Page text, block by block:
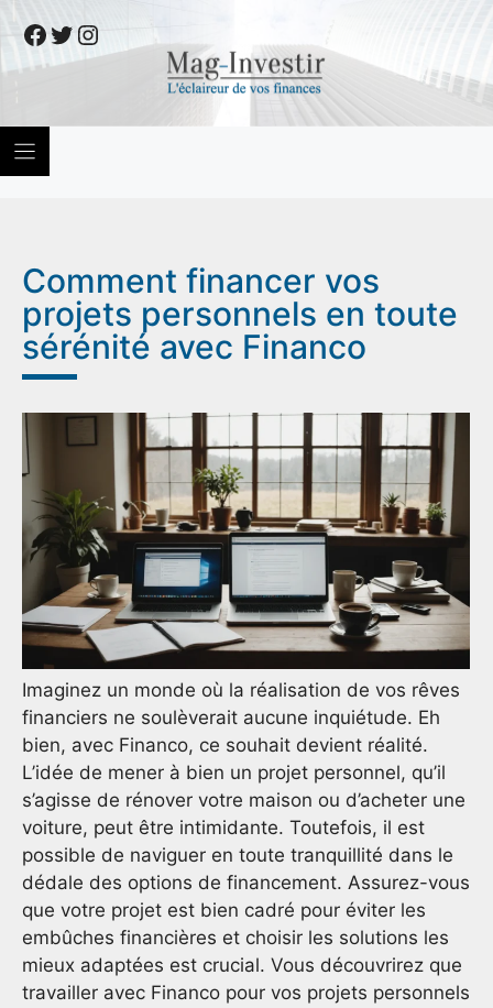
to
content
Facebook
Twitter
Instagram
Comment financer vos
projets personnels en toute
sérénité avec Financo
Imaginez un monde où la réalisation de vos rêves
financiers ne soulèverait aucune inquiétude. Eh
bien, avec Financo, ce souhait devient réalité.
L’idée de mener à bien un projet personnel, qu’il
s’agisse de rénover votre maison ou d’acheter une
voiture, peut être intimidante. Toutefois, il est
possible de naviguer en toute tranquillité dans le
dédale des options de financement. Assurez-vous
que votre projet est bien cadré pour éviter les
embûches financières et choisir les solutions les
mieux adaptées est crucial. Vous découvrirez que
travailler avec Financo pour vos projets personnels